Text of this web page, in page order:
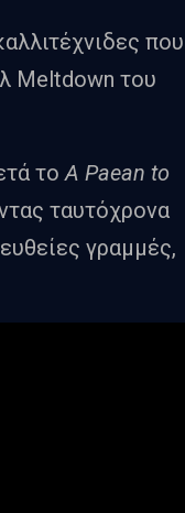
που
Meltdown του
τοA Paean to
ταυτόχρονα
γραμμές,